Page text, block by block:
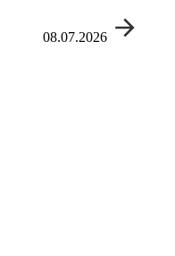
08.07.2026